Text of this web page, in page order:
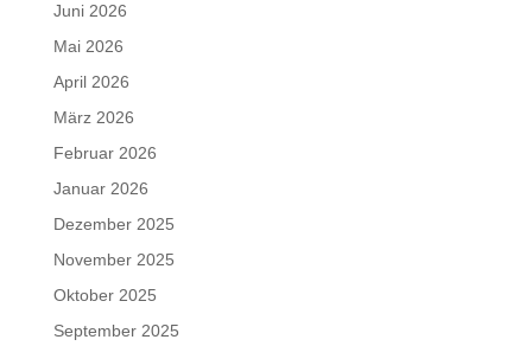
Juni 2026
Mai 2026
April 2026
März 2026
Februar 2026
Januar 2026
Dezember 2025
November 2025
Oktober 2025
September 2025